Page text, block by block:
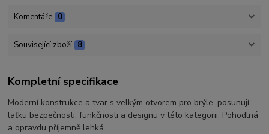
Komentáře 0
Související zboží 8
Kompletní specifikace
Moderní konstrukce a tvar s velkým otvorem pro brýle, posunují
laťku bezpečnosti, funkčnosti a designu v této kategorii. Pohodlná
a opravdu příjemně lehká.